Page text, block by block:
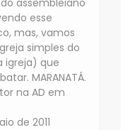
assembleiano
esse
mas, vamos
simples do
igreja) que
MARANATÁ.
na AD em
de 2011